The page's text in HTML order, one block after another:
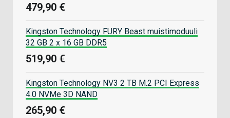
479,90 €
Kingston Technology FURY Beast muistimoduuli
32 GB 2 x 16 GB DDR5
519,90 €
Kingston Technology NV3 2 TB M.2 PCI Express
4.0 NVMe 3D NAND
265,90 €